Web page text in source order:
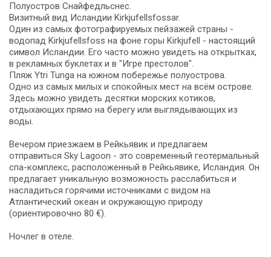
Полуостров Снайфедльснес.
Визитный вид Исландии Kirkjufellsfossar.
Один из самых фотографируемых пейзажей страны -
водопад Kirkjufellsfoss на фоне горы Kirkjufell - настоящий
символ Исландии. Его часто можно увидеть на открытках,
в рекламных буклетах и в "Игре престолов".
Пляж Ytri Tunga на южном побережье полуострова.
Одно из самых милых и спокойных мест на всём острове.
Здесь можно увидеть десятки морских котиков,
отдыхающих прямо на берегу или выглядывающих из
воды.
Вечером приезжаем в Рейкьявик и предлагаем
отправиться Sky Lagoon - это современный геотермальный
спа-комплекс, расположенный в Рейкьявике, Исландия. Он
предлагает уникальную возможность расслабиться и
насладиться горячими источниками с видом на
Атлантический океан и окружающую природу
(ориентировочно 80 €).
Ночлег в отеле.